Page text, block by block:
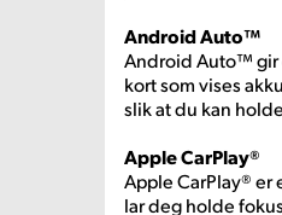
Android Auto™
Android Auto™ gir
kort som vises
slik at du kan
Apple CarPlay®
Apple CarPlay® er
lar deg holde